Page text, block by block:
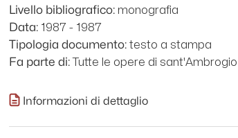
Livello bibliografico: monografia
Data: 1987 - 1987
Tipologia documento: testo a stampa
Fa parte di: Tutte le opere di sant'Ambrogio
Informazioni di dettaglio